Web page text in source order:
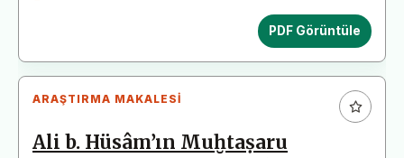
PDF Görüntüle
ARAŞTIRMA MAKALESI
Ali b. Hüsâm’ın Muḫtaṣaru